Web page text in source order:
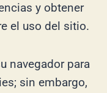
y obtener
el uso del sitio.
navegador para
sin embargo,